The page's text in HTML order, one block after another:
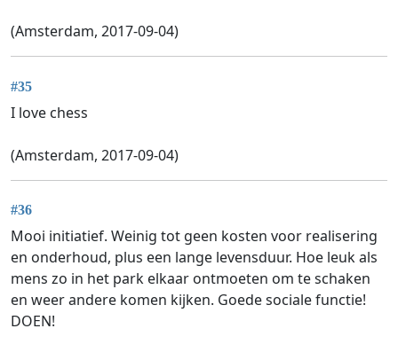
(Amsterdam, 2017-09-04)
#35
I love chess
(Amsterdam, 2017-09-04)
#36
Mooi initiatief. Weinig tot geen kosten voor realisering
en onderhoud, plus een lange levensduur. Hoe leuk als
mens zo in het park elkaar ontmoeten om te schaken
en weer andere komen kijken. Goede sociale functie!
DOEN!